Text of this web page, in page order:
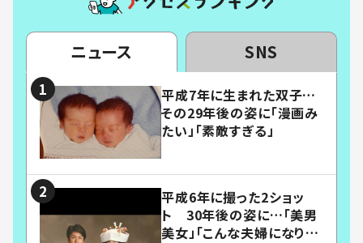
ニュース SNS
平成7年に生まれた双子…
その29年後の姿に「漫画み
たい」「素敵すぎる」
平成6年に撮った2ショッ
ト 30年後の姿に…「美男
美女」「こんな夫婦になりた